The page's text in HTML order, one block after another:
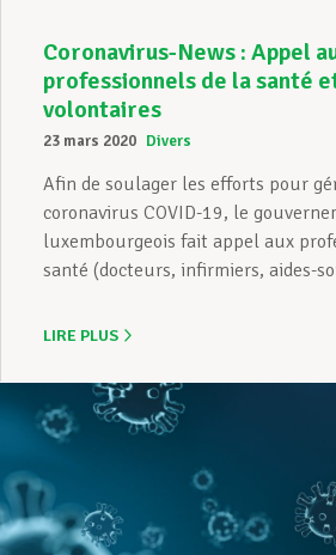
Coronavirus-News : Appel
professionnels de la santé
volontaires
23 mars 2020 Divers
Afin de soulager les efforts pour
coronavirus COVID-19, le
luxembourgeois fait appel aux
santé (docteurs, infirmiers, aides-
LIRE PLUS